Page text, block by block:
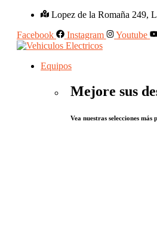
Lopez de la Romaña 249,
Facebook
Instagram Youtube
Equipos
Mejore sus
Vea nuestras selecciones